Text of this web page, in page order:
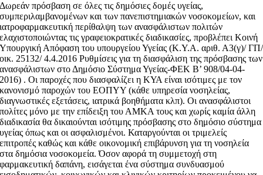
Δωρεάν πρόσβαση σε όλες τις δημόσιες δομές υγείας,
συμπεριλαμβανομένων και των πανεπιστημιακών νοσοκομείων, και
ιατροφαρμακευτική περίθαλψη των ανασφάλιστων πολιτών
ελαχιστοποιώντας τις γραφειοκρατικές διαδικασίες, προβλέπει Κοινή
Υπουργική Απόφαση του υπουργείου Υγείας (Κ.Υ.Α. αριθ. Α3(γ)/ ΓΠ/
οικ. 25132/ 4.4.2016 Ρυθμίσεις για τη διασφάλιση της πρόσβασης των
ανασφάλιστων στο Δημόσιο Σύστημα Υγείας-ΦΕΚ Β’ 908/04-04-
2016) . Οι παροχές που διασφαλίζει η ΚΥΑ είναι ισότιμες με τον
κανονισμό παροχών του ΕΟΠΥΥ (κάθε υπηρεσία νοσηλείας,
διαγνωστικές εξετάσεις, ιατρικά βοηθήματα κλπ). Οι ανασφάλιστοι
πολίτες μόνο με την επίδειξη του ΑΜΚΑ τους και χωρίς καμία άλλη
διαδικασία θα δικαιούνται ισότιμης πρόσβασης στο δημόσιο σύστημα
υγείας όπως και οι ασφαλισμένοι. Καταργούνται οι τριμελείς
επιτροπές καθώς και κάθε οικονομική επιβάρυνση για τη νοσηλεία
στα δημόσια νοσοκομεία. Όσον αφορά τη συμμετοχή στη
φαρμακευτική δαπάνη, εισάγεται ένα σύστημα συνδυασμού